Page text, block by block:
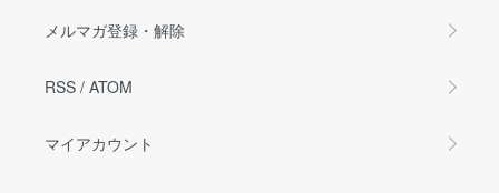
メルマガ登録・解除
RSS / ATOM
マイアカウント